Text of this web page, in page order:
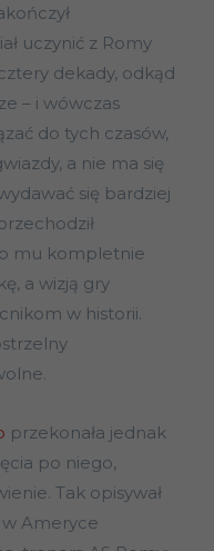
uczynić z Romy
dekady, odkąd
– i wówczas
do tych czasów,
a nie ma się
się bardziej
mu kompletnie
a wizją gry
w historii.
przekonała jednak
po niego,
Tak opisywał
w Ameryce